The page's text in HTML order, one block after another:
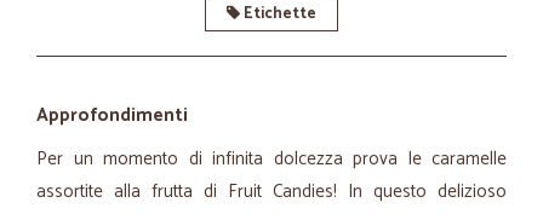
Etichette
Approfondimenti
Per un momento di infinita dolcezza prova le caramelle
assortite alla frutta di Fruit Candies! In questo delizioso